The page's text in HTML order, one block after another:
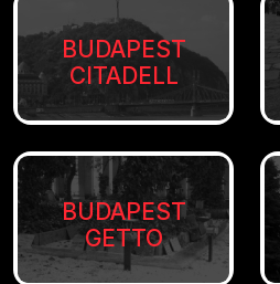
BUDAPEST
CITADELL
BUDAPEST
GETTO